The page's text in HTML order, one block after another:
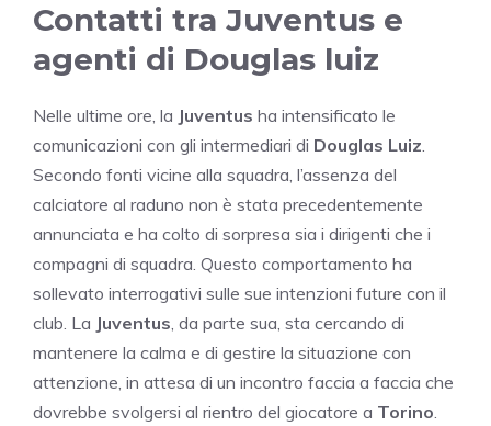
Contatti tra Juventus e
agenti di Douglas luiz
Nelle ultime ore, la Juventus ha intensificato le
comunicazioni con gli intermediari di Douglas Luiz.
Secondo fonti vicine alla squadra, l’assenza del
calciatore al raduno non è stata precedentemente
annunciata e ha colto di sorpresa sia i dirigenti che i
compagni di squadra. Questo comportamento ha
sollevato interrogativi sulle sue intenzioni future con il
club. La Juventus, da parte sua, sta cercando di
mantenere la calma e di gestire la situazione con
attenzione, in attesa di un incontro faccia a faccia che
dovrebbe svolgersi al rientro del giocatore a Torino.